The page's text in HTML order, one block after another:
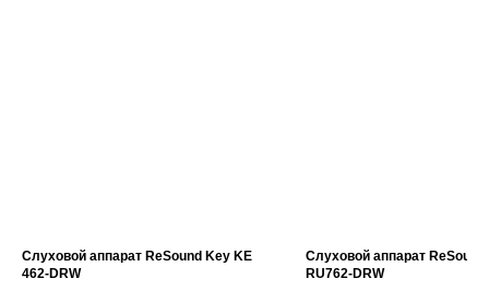
Слуховой аппарат ReSound Key KE
462-DRW
Слуховой аппарат ReSound
RU762-DRW